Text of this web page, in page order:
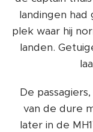
landingen had
plek waar hij
landen.
De
van de dure
later in de